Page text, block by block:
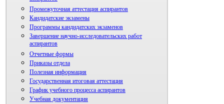
Промежуточная аттестация аспирантов
Кандидатские экзамены
Программы кандидатских экзаменов
Завершение научно-исследовательских работ
аспирантов
Отчетные формы
Приказы отдела
Полезная информация
Государственная итоговая аттестация
График учебного процесса аспирантов
Учебная документация